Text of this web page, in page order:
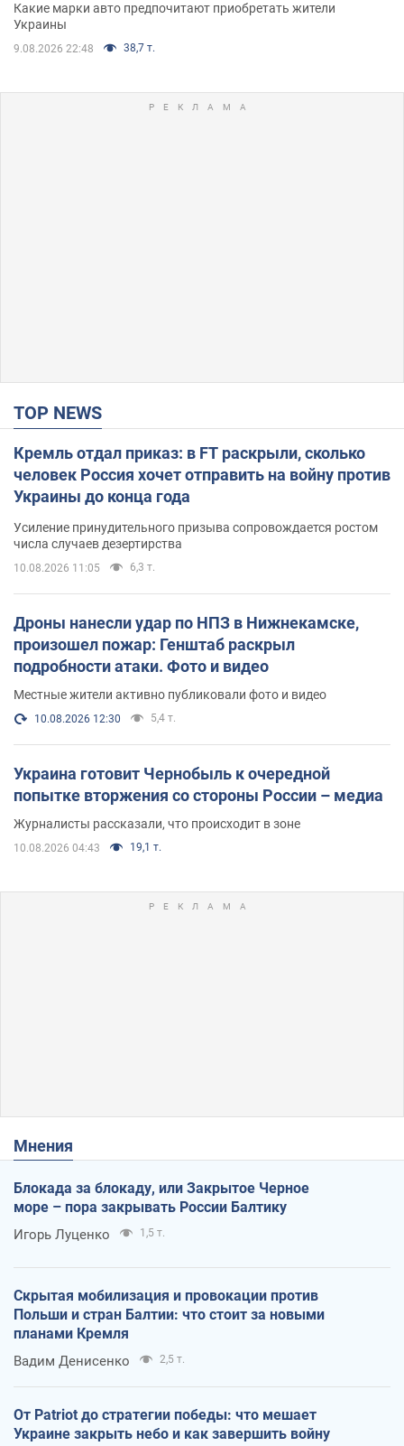
Какие марки авто предпочитают приобретать жители
Украины
9.08.2026 22:48 38,7 т.
TOP NEWS
Кремль отдал приказ: в FT раскрыли, сколько
человек Россия хочет отправить на войну против
Украины до конца года
Усиление принудительного призыва сопровождается ростом
числа случаев дезертирства
10.08.2026 11:05 6,3 т.
Дроны нанесли удар по НПЗ в Нижнекамске,
произошел пожар: Генштаб раскрыл
подробности атаки. Фото и видео
Местные жители активно публиковали фото и видео
10.08.2026 12:30 5,4 т.
Украина готовит Чернобыль к очередной
попытке вторжения со стороны России – медиа
Журналисты рассказали, что происходит в зоне
10.08.2026 04:43 19,1 т.
Мнения
Блокада за блокаду, или Закрытое Черное
море – пора закрывать России Балтику
Игорь Луценко 1,5 т.
Скрытая мобилизация и провокации против
Польши и стран Балтии: что стоит за новыми
планами Кремля
Вадим Денисенко 2,5 т.
От Patriot до стратегии победы: что мешает
Украине закрыть небо и как завершить войну